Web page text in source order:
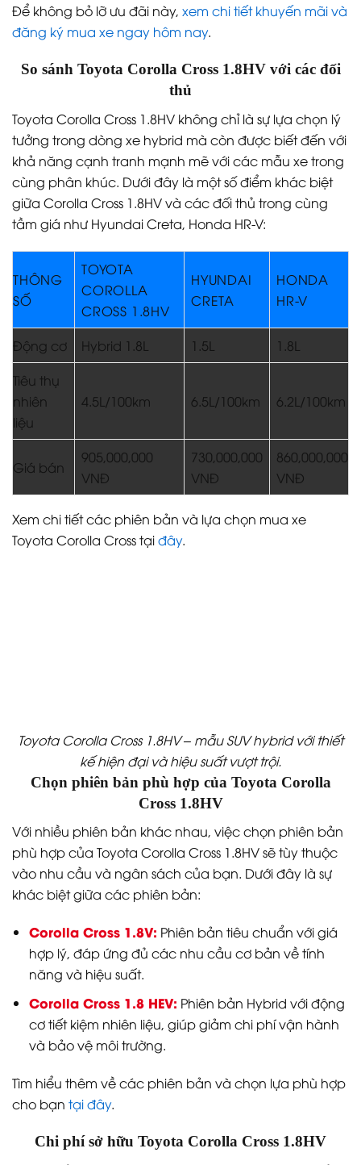
Để không bỏ lỡ ưu đãi này, xem chi tiết khuyến mãi và
đăng ký mua xe ngay hôm nay.
So sánh Toyota Corolla Cross 1.8HV với các đối
thủ
Toyota Corolla Cross 1.8HV không chỉ là sự lựa chọn lý
tưởng trong dòng xe hybrid mà còn được biết đến với
khả năng cạnh tranh mạnh mẽ với các mẫu xe trong
cùng phân khúc. Dưới đây là một số điểm khác biệt
giữa Corolla Cross 1.8HV và các đối thủ trong cùng
tầm giá như Hyundai Creta, Honda HR-V:
THÔNG
SỐ
TOYOTA
COROLLA
CROSS 1.8HV
HYUNDAI
CRETA
HONDA
HR-V
Động cơ Hybrid 1.8L 1.5L
1.8L
Tiêu thụ
nhiên
liệu
4.5L/100km 6.5L/100km 6.2L/100km
Giá bán
905,000,000
VNĐ
730,000,000
VNĐ
860,000,000
VNĐ
Xem chi tiết các phiên bản và lựa chọn mua xe
Toyota Corolla Cross tạiđây.
Toyota Corolla Cross 1.8HV – mẫu SUV hybrid với thiết
kế hiện đại và hiệu suất vượt trội.
Chọn phiên bản phù hợp của Toyota Corolla
Cross 1.8HV
Với nhiều phiên bản khác nhau, việc chọn phiên bản
phù hợp của Toyota Corolla Cross 1.8HV sẽ tùy thuộc
vào nhu cầu và ngân sách của bạn. Dưới đây là sự
khác biệt giữa các phiên bản:
Corolla Cross 1.8V: Phiên bản tiêu chuẩn với giá
hợp lý, đáp ứng đủ các nhu cầu cơ bản về tính
năng và hiệu suất.
Corolla Cross 1.8 HEV: Phiên bản Hybrid với động
cơ tiết kiệm nhiên liệu, giúp giảm chi phí vận hành
và bảo vệ môi trường.
Tìm hiểu thêm về các phiên bản và chọn lựa phù hợp
cho bạn tại đây.
Chi phí sở hữu Toyota Corolla Cross 1.8HV